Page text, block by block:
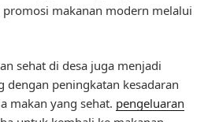
makanan modern melalui
sehat di desa juga menjadi
dengan peningkatan kesadaran
makan yang sehat. pengeluaran